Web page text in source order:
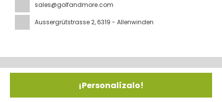
¡Personalízalo!
sales@golfandmore.com
Aussergrütstrasse 2, 6319 - Allenwinden
Todos los derechos reservados IGM © 2026
Política de